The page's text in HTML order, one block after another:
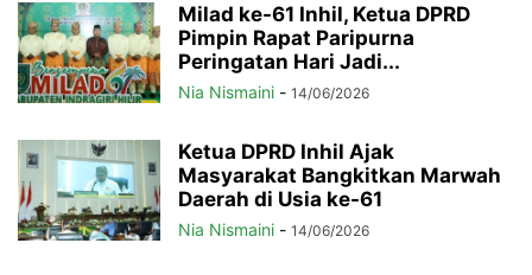
Milad ke-61 Inhil, Ketua DPRD
Pimpin Rapat Paripurna
Peringatan Hari Jadi...
Nia Nismaini - 14/06/2026
Ketua DPRD Inhil Ajak
Masyarakat Bangkitkan Marwah
Daerah di Usia ke-61
Nia Nismaini - 14/06/2026